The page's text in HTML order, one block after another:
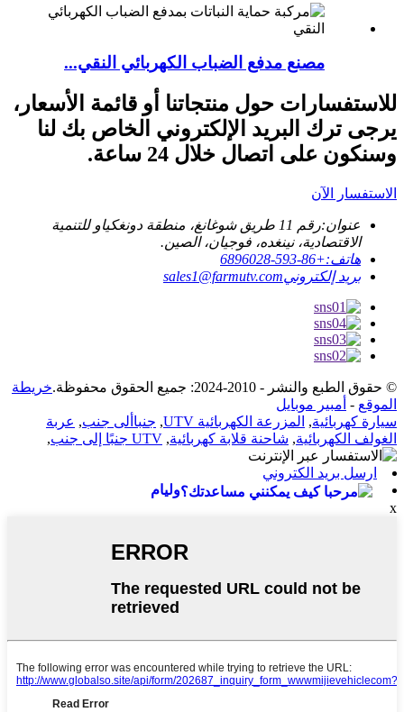
مصنع مدفع الضباب الكهربائي النقي...
للاستفسارات حول منتجاتنا أو قائمة الأسعار،
يرجى ترك البريد الإلكتروني الخاص بك لنا
وسنكون على اتصال خلال 24 ساعة.
الاستفسار الآن
عنوان:
رقم 11 طريق شوغانغ، منطقة دونغكياو للتنمية
الاقتصادية، نينغده، فوجيان، الصين.
هاتف:+86-593-6896028
بريد إلكترونيsales1@farmutv.com
© حقوق الطبع والنشر - 2010-2024: جميع الحقوق محفوظة.
خريطة
الموقع - أمبير موبايل
سيارة كهربائية, المزرعة الكهربائية UTV , جنباألى جنب, عربة
الغولف الكهربائية, شاحنة قلابة كهربائية, UTV جنبًا إلى جنب ,
ارسل بريد الكتروني
وليام
x